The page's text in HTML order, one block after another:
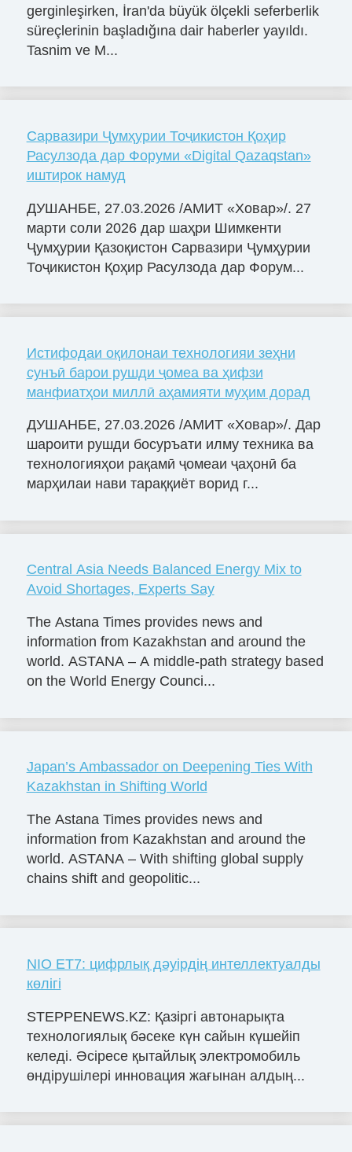
gerginleşirken, İran'da büyük ölçekli seferberlik
süreçlerinin başladığına dair haberler yayıldı.
Tasnim ve M...
Сарвазири Ҷумҳурии Тоҷикистон Қоҳир
Расулзода дар Форуми «Digital Qazaqstan»
иштирок намуд
ДУШАНБЕ, 27.03.2026 /АМИТ «Ховар»/. 27
марти соли 2026 дар шаҳри Шимкенти
Ҷумҳурии Қазоқистон Сарвазири Ҷумҳурии
Тоҷикистон Қоҳир Расулзода дар Форум...
Истифодаи оқилонаи технологияи зеҳни
сунъӣ барои рушди ҷомеа ва ҳифзи
манфиатҳои миллӣ аҳамияти муҳим дорад
ДУШАНБЕ, 27.03.2026 /АМИТ «Ховар»/. Дар
шароити рушди босуръати илму техника ва
технологияҳои рақамӣ ҷомеаи ҷаҳонӣ ба
марҳилаи нави тараққиёт ворид г...
Central Asia Needs Balanced Energy Mix to
Avoid Shortages, Experts Say
The Astana Times provides news and
information from Kazakhstan and around the
world. ASTANA – A middle-path strategy based
on the World Energy Counci...
Japan’s Ambassador on Deepening Ties With
Kazakhstan in Shifting World
The Astana Times provides news and
information from Kazakhstan and around the
world. ASTANA – With shifting global supply
chains shift and geopolitic...
NIO ET7: цифрлық дәуірдің интеллектуалды
көлігі
STEPPENEWS.KZ: Қазіргі автонарықта
технологиялық бәсеке күн сайын күшейіп
келеді. Әсіресе қытайлық электромобиль
өндірушілері инновация жағынан алдың...